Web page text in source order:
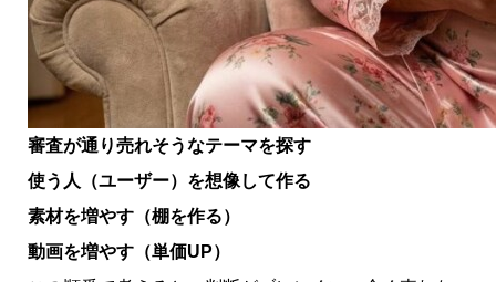
審査が通り売れそうなテーマを探す
使う人（ユーザー）を想像して作る
素材を増やす（棚を作る）
動画を増やす（単価UP）